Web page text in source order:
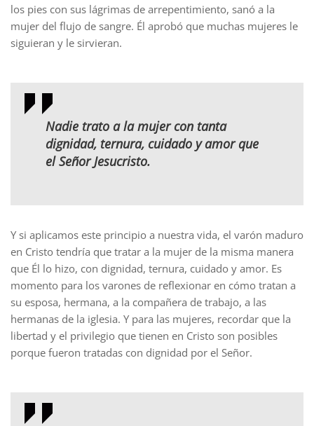
los pies con sus lágrimas de arrepentimiento, sanó a la
mujer del flujo de sangre. Él aprobó que muchas mujeres le
siguieran y le sirvieran.
Nadie trato a la mujer con tanta
dignidad, ternura, cuidado y amor que
el Señor Jesucristo.
Y si aplicamos este principio a nuestra vida, el varón maduro
en Cristo tendría que tratar a la mujer de la misma manera
que Él lo hizo, con dignidad, ternura, cuidado y amor. Es
momento para los varones de reflexionar en cómo tratan a
su esposa, hermana, a la compañera de trabajo, a las
hermanas de la iglesia. Y para las mujeres, recordar que la
libertad y el privilegio que tienen en Cristo son posibles
porque fueron tratadas con dignidad por el Señor.